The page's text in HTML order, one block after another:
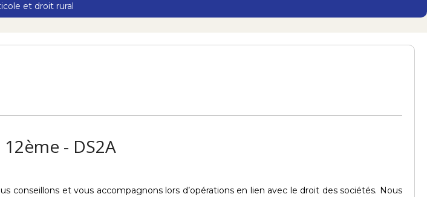
et droit rural
- DS2A
et vous accompagnons lors d’opérations en lien avec le droit des sociétés. Nous